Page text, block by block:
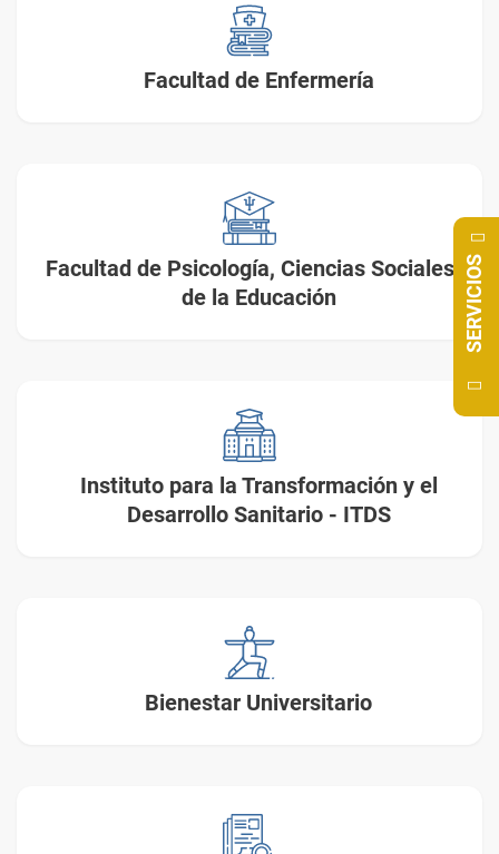
Facultad de Enfermería
Facultad de Psicología, Ciencias Sociales y
de la Educación
Instituto para la Transformación y el
Desarrollo Sanitario - ITDS
Bienestar Universitario
SERVICIOS